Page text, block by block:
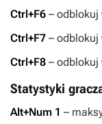
Ctrl+F6 – odblokuj
Ctrl+F7 – odblokuj
Ctrl+F8 – odblokuj
Statystyki
Alt+Num 1 –